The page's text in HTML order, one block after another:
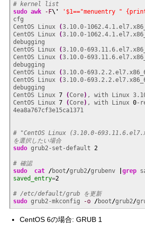
# kernel list
sudo awk -F\' '$1=="menuentry "
cfg
CentOS Linux
(3.10.0-
CentOS Linux
(3.10.0-
debugging
CentOS Linux
(3.10.0-
CentOS Linux
(3.10.0-
debugging
CentOS Linux
(3.10.0-
CentOS Linux
(3.10.0-
debugging
CentOS Linux 7 (Core) , with Linux
CentOS Linux 7 (Core) , with Linux 0-
4ea8a767cf3e15ca1371
# "CentOS Linux (3.10.0-
を選択したい場合
sudo grub2-set-default 2
# 確認
sudo
cat /boot/grub2/grubenv grep
saved_entry=2
# /etc/default/grub を更新
sudo grub2-mkconfig -o /boot/grub2/
CentOS 6の場合: GRUB 1